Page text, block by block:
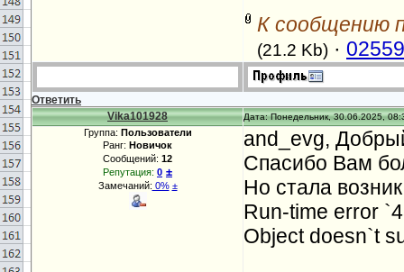
&IngLastRow
(xlPasteAll)
Тrue
не
К сообщению
(21.2 Kb) ·
Ответить
Vika101928
Дата: Понедельник, 30.06.2025,
Группа: Пользователи
Ранг: Новичок
Сообщений: 12
Репутация: 0 ±
Замечаний: 0% ±
and_evg,
Спасибо Вам
Но стала
Run-time error
Object doesn`t